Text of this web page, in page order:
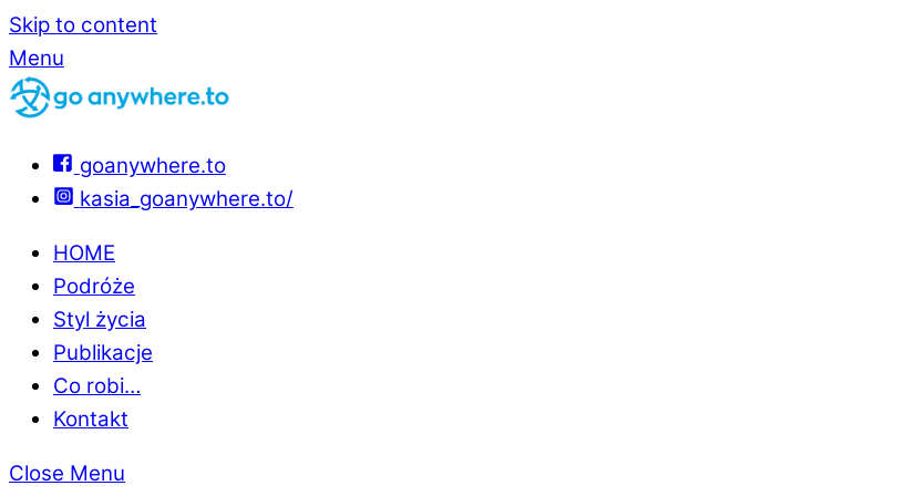
Skip to content
Menu
goanywhere.to
kasia_goanywhere.to/
HOME
Podróże
Styl życia
Publikacje
Co robi…
Kontakt
Close Menu